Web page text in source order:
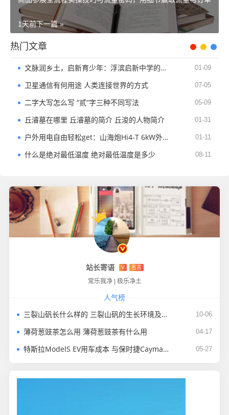
下一篇 »
1天前
热门文章
文脉润乡土，启新育少年：浮滨启新中学的育人之路 01-09
卫星通信有何用途 人类连接世界的方式 07-05
二字大写怎么写 “贰”字三种不同写法 05-09
丘濬墓在哪里 丘濬墓的简介 丘浚的人物简介 01-31
户外用电自由轻松get：山海炮Hi4-T 6kW外放电全攻略 01-11
什么是绝对最低温度 绝对最低温度是多少 08-11
站长寄语 V 名言
常乐我净 极乐净土
人气榜
三裂山矾长什么样的 三裂山矾的生长环境及分布范围 10-06
薄荷葱豉茶怎么用 薄荷葱豉茶有什么用 04-17
特斯拉ModelS EV用车成本 与保时捷Cayman对比差多少 05-27